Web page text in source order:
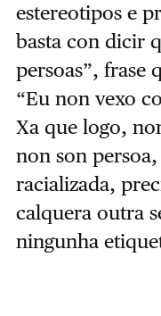
estereotipos e
basta con dicir
persoas”, frase
“Eu non vexo
Xa que logo,
non son
racializada,
calquera outra
ningunha